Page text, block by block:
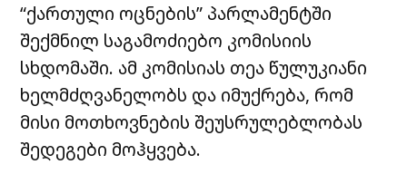
“ქართული ოცნების” პარლამენტში
შექმნილ საგამოძიებო კომისიის
სხდომაში. ამ კომისიას თეა წულუკიანი
ხელმძღვანელობს და იმუქრება, რომ
მისი მოთხოვნების შეუსრულებლობას
შედეგები მოჰყვება.